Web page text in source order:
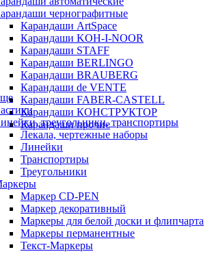
чернографитные
Карандаши ArtSpace
Карандаши KOH-I-NOOR
Карандаши STAFF
Карандаши BERLINGO
Карандаши BRAUBERG
Карандаши de VENTE
Карандаши FABER-CASTELL
Карандаши КОНСТРУКТОР
Карандаши прочие
треугольники, транспортиры
Лекала, чертежные наборы
Линейки
Транспортиры
Треугольники
Маркер CD-PEN
Маркер декоративный
Маркеры для белой доски и флипчарта
Маркеры перманентные
Текст-Маркеры